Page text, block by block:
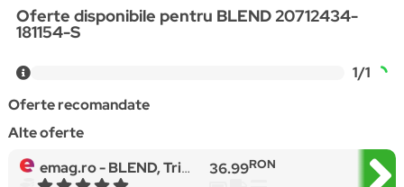
Oferte disponibile pentru BLEND 20712434-
181154-S
1/1
Oferte recomandate
Alte oferte
emag.ro -BLEND, Tricou de jerseu cu decolteu la baza gatului, Maro caramel 36.99RON